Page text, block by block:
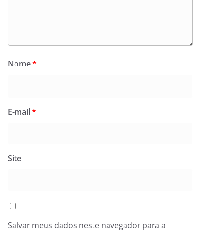
Nome*
E-mail*
Site
Salvar meus dados neste navegador para a